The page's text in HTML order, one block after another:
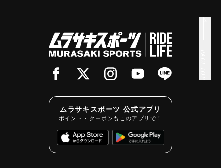
ムラサキスポーツ 公式アプリ
ポイント・クーポンもこのアプリで！